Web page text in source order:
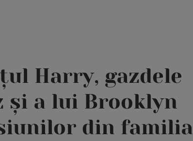
Harry, gazdele
și a lui Brooklyn
din familia